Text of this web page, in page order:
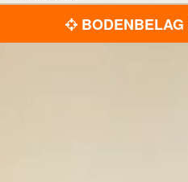
BODENBELAG